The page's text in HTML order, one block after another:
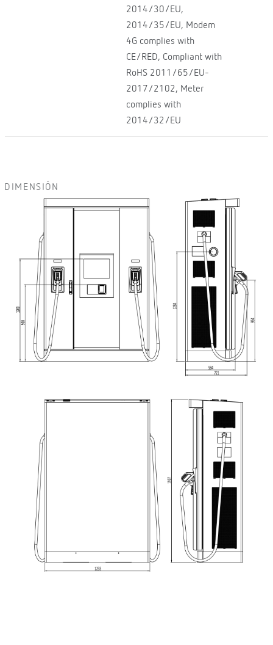
2014/30/EU,
2014/35/EU, Modem
4G complies with
CE/RED, Compliant with
RoHS 2011/65/EU-
2017/2102, Meter
complies with
2014/32/EU
DIMENSIÓN